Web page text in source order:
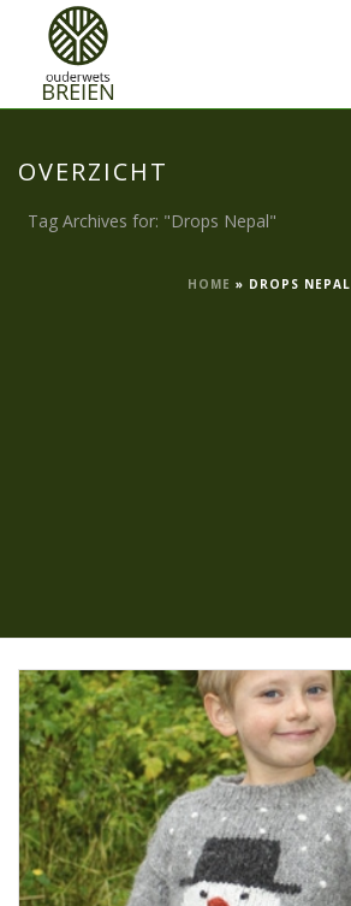
OVERZICHT
Tag Archives for: "Drops Nepal"
HOME » DROPS NEPAL